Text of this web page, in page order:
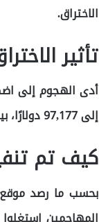
الاختراق.
تأثير
إلى 97,177 دولارًا، بينما تراجع الإيثريوم من 2,800 دولار إلى 2,675 دولارًا.
كيف تم
بحسب ما رصد موقع